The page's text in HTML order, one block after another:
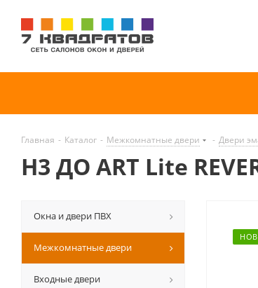
Главная - Каталог - Межкомнатные двери - Двери
H3 ДО ART Lite
Окна и двери ПВХ
Межкомнатные двери
Входные двери